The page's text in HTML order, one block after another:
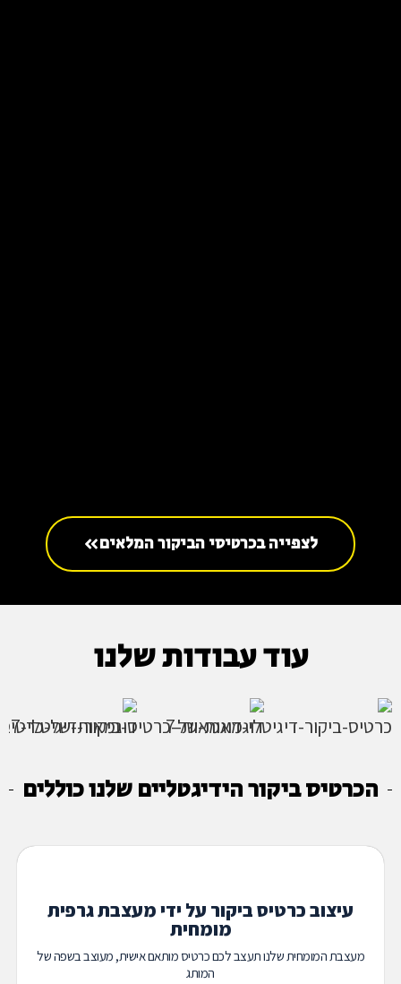
לצפייה בכרטיסי הביקור המלאים
עוד עבודות שלנו
הכרטיס ביקור הידיגטליים שלנו כוללים
עיצוב כרטיס ביקור על ידי מעצבת גרפית
מומחית
מעצבת המומחית שלנו תעצב לכם כרטיס מותאם אישית, מעוצב בשפה של
המותג